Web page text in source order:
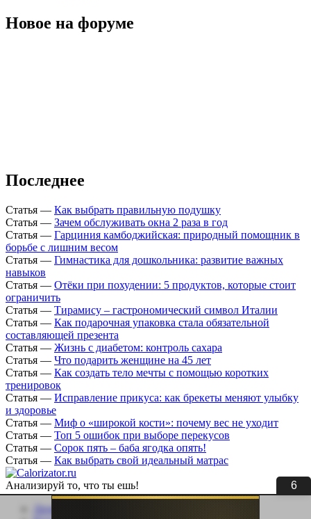
5
Новое на форуме
Последнее
Статья — Как выбрать правильную подушку
Статья — Зачем обслуживать окна 2 раза в год
Статья — Гарциния камбоджийская: природный помощник в
борьбе с лишним весом
Статья — Гимнастика для дошкольника: развитие важных
навыков
Статья — Отёки при похудении: 5 продуктов, которые стоит
ограничить
Статья — Тирамису – гастрономический символ Италии
Статья — Как подарочная упаковка стала обязательной
составляющей презента
Статья — Жизнь с диабетом: контроль сахара
Статья — Что подарить женщине на 45 лет
Статья — Как создать тело мечты с помощью коротких
тренировок
Статья — Исправление прикуса: как брекеты меняют улыбку
и здоровье
Статья — Миф о «широкой кости»: почему вес не уходит
Статья — Топ 5 ошибок при выборе перекусов
Статья — Сорок пять – баба ягодка опять!
Статья — Как выбрать свой идеальный матрас
Анализируй то, что ты ешь!
Личный кабинет